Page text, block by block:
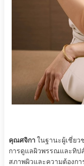
คุณศจิกา ในฐานะผู้เชี่ย
การดูแลผิวพรรณและทิป
สภาพผิวและความต้องก